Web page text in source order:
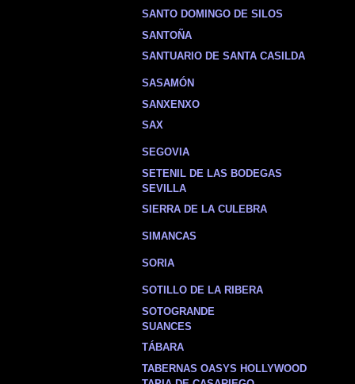
SANTO DOMINGO DE SILOS
SANTOÑA
SANTUARIO DE SANTA CASILDA
SASAMÓN
SANXENXO
SAX
SEGOVIA
SETENIL DE LAS BODEGAS
SEVILLA
SIERRA DE LA CULEBRA
SIMANCAS
SORIA
SOTILLO DE LA RIBERA
SOTOGRANDE
SUANCES
TÁBARA
TABERNAS OASYS HOLLYWOOD